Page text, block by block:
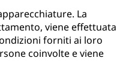
La
viene effettuata
forniti ai loro
coinvolte e viene